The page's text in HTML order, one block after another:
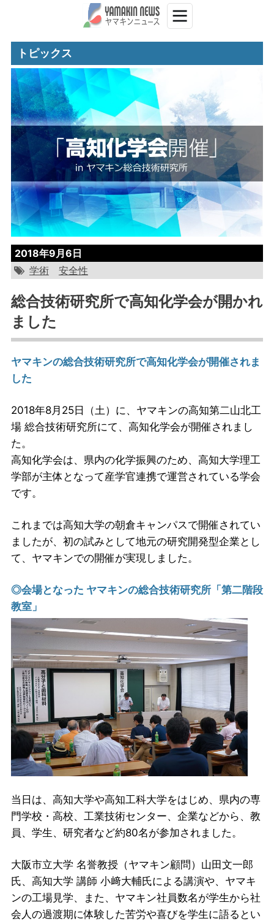
トピックス
2018年9月6日
学術
安全性
総合技術研究所で高知化学会が開かれ
ました
ヤマキンの総合技術研究所で高知化学会が開催されま
した
2018年8月25日（土）に、ヤマキンの高知第二山北工
場 総合技術研究所にて、高知化学会が開催されまし
た。
高知化学会は、県内の化学振興のため、高知大学理工
学部が主体となって産学官連携で運営されている学会
です。
これまでは高知大学の朝倉キャンパスで開催されてい
ましたが、初の試みとして地元の研究開発型企業とし
て、ヤマキンでの開催が実現しました。
◎会場となった ヤマキンの総合技術研究所「第二階段
教室」
当日は、高知大学や高知工科大学をはじめ、県内の専
門学校・高校、工業技術センター、企業などから、教
員、学生、研究者など約80名が参加されました。
大阪市立大学 名誉教授（ヤマキン顧問）山田文一郎
氏、高知大学 講師 小﨑大輔氏による講演や、ヤマキ
ンの工場見学、また、ヤマキン社員数名が学生から社
会人の過渡期に体験した苦労や喜びを学生に語るとい